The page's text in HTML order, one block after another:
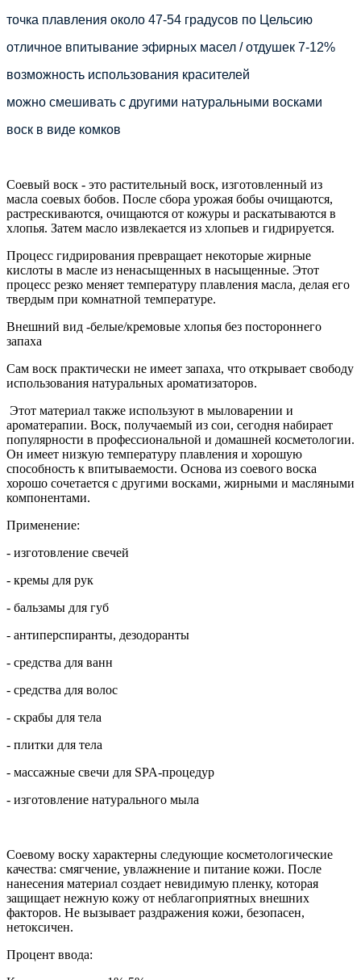
точка плавления около 47-54 градусов по Цельсию
отличное впитывание эфирных масел / отдушек 7-12%
возможность использования красителей
можно смешивать с другими натуральными восками
воск в виде комков
Соевый воск - это растительный воск, изготовленный из
масла соевых бобов. После сбора урожая бобы очищаются,
растрескиваются, очищаются от кожуры и раскатываются в
хлопья. Затем масло извлекается из хлопьев и гидрируется.
Процесс гидрирования превращает некоторые жирные
кислоты в масле из ненасыщенных в насыщенные. Этот
процесс резко меняет температуру плавления масла, делая его
твердым при комнатной температуре.
Внешний вид -белые/кремовые хлопья без постороннего
запаха
Сам воск практически не имеет запаха, что открывает свободу
использования натуральных ароматизаторов.
Этот материал также используют в мыловарении и
ароматерапии. Воск, получаемый из сои, сегодня набирает
популярности в профессиональной и домашней косметологии.
Он имеет низкую температуру плавления и хорошую
способность к впитываемости. Основа из соевого воска
хорошо сочетается с другими восками, жирными и масляными
компонентами.
Применение:
- изготовление свечей
- кремы для рук
- бальзамы для губ
- антиперспиранты, дезодоранты
- средства для ванн
- средства для волос
- скрабы для тела
- плитки для тела
- массажные свечи для SPA-процедур
- изготовление натурального мыла
Соевому воску характерны следующие косметологические
качества: смягчение, увлажнение и питание кожи. После
нанесения материал создает невидимую пленку, которая
защищает нежную кожу от неблагоприятных внешних
факторов. Не вызывает раздражения кожи, безопасен,
нетоксичен.
Процент ввода: